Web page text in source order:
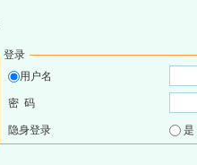
登录
用户名
密 码
隐身登录